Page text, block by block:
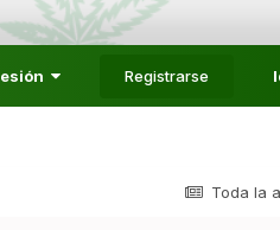
Registrarse
Toda la